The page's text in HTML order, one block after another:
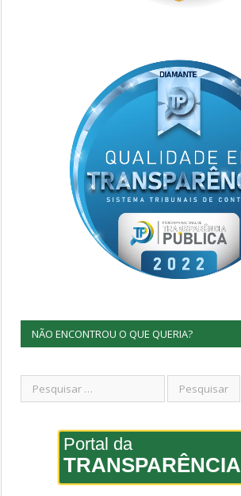
NÃO ENCONTROU O QUE QUERIA?
Portal da
TRANSPARÊNCIA